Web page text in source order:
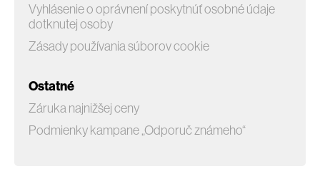
Vyhlásenie o oprávnení poskytnúť osobné údaje
dotknutej osoby
Zásady používania súborov cookie
Ostatné
Záruka najnižšej ceny
Podmienky kampane „Odporuč známeho“